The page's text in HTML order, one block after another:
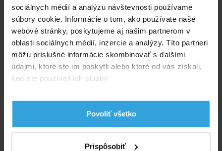
sociálnych médií a analýzu návštevnosti používame
súbory cookie. Informácie o tom, ako používate naše
webové stránky, poskytujeme aj našim partnerom v
oblasti sociálnych médií, inzercie a analýzy. Títo partneri
môžu príslušné informácie skombinovať s ďalšími
údajmi, ktoré ste im poskytli alebo ktoré od vás získali,
keď ste používali ich služby.
Povoliť všetko
Prispôsobiť
Parametry
Tvar: obdĺžnik
Dĺžka: 166 cm
Šírka:
Typ steny: nafukovacie